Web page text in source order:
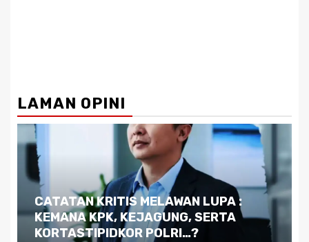
LAMAN OPINI
Dilema Kaltim di Tengah Krisis:
Kutukan Sumber Daya Alam dan
Pemimpin yang Tak Kreatif